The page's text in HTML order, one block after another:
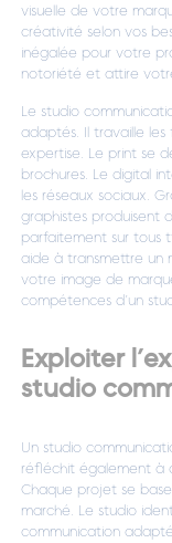
visuelle de votre
créativité selon vos
inégalée pour votre
notoriété et attire
Le studio
adaptés. Il travaille
expertise. Le print se
brochures. Le digital
les réseaux sociaux.
graphistes produisent
parfaitement sur tous
aide à transmettre un
votre image de
compétences d’un
Exploiter
studio
Un studio
réfléchit également à
Chaque projet se
marché. Le studio
communication